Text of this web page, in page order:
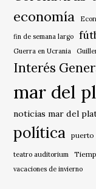
economía
fin de semana largo
Guerra en Ucrania
Interés
mar del
noticias mar del
política puerto
teatro auditorium
vacaciones de invierno